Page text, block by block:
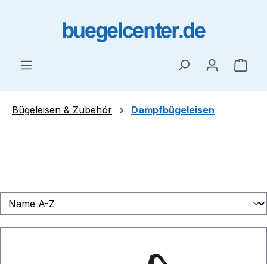
Bügeleisen & Zubehör Dampfbügeleisen